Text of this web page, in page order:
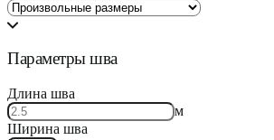
Параметры шва
Длина шва
м
Ширина шва